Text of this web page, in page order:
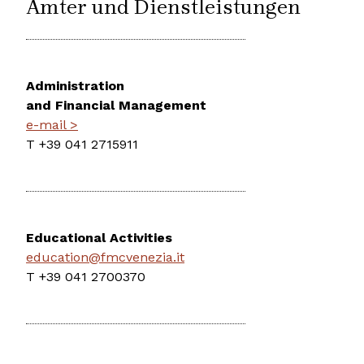
Ämter und Dienstleistungen
Administration
and Financial Management
e-mail >
T +39 041 2715911
Educational Activities
education@fmcvenezia.it
T +39 041 2700370